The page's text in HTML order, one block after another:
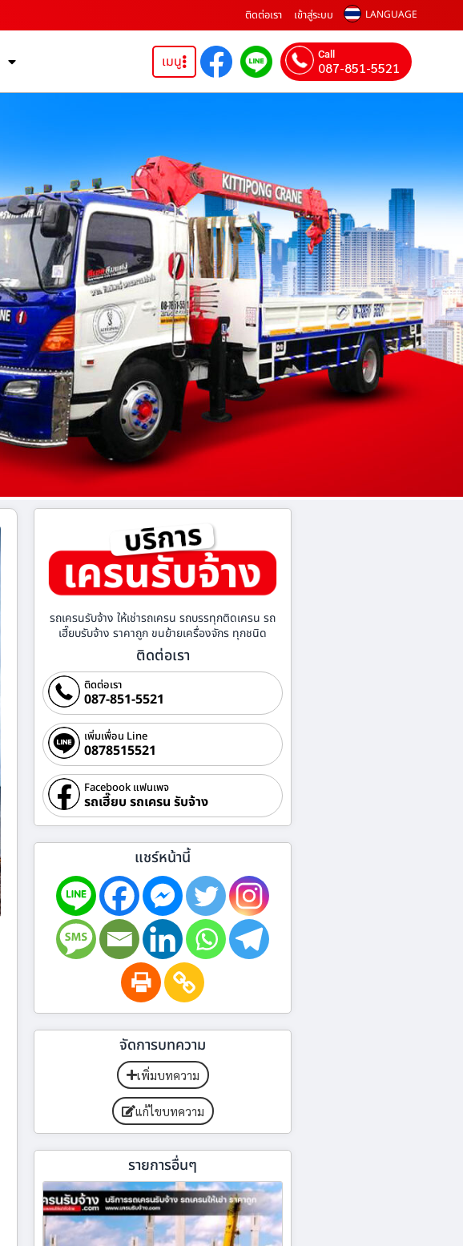
ติดต่อเรา เข้าสู่ระบบ LANGUAGE
เมนู Call
087-851-5521
รถเครนรับจ้าง ให้เช่ารถเครน รถบรรทุกติดเครน รถ
เฮี๊ยบรับจ้าง ราคาถูก ขนย้ายเครื่องจักร ทุกชนิด
ติดต่อเรา
ติดต่อเรา
087-851-5521
เพิ่มเพื่อน Line
0878515521
Facebook แฟนเพจ
รถเฮี๊ยบ รถเครน รับจ้าง
แชร์หน้านี้
จัดการบทความ
เพิ่มบทความ
แก้ไขบทความ
รายการอื่นๆ